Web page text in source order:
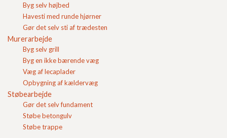
Byg selv højbed
Havesti med runde hjørner
Gør det selv sti af trædesten
Murerarbejde
Byg selv grill
Byg en ikke bærende væg
Væg af lecaplader
Opbygning af kældervæg
Støbearbejde
Gør det selv fundament
Støbe betongulv
Støbe trappe
Jette Schomburg Andersen
Jørn Pedersen
Jan Ravn
Henrik Enggaard
Jens Mølgaard
Har du forslag til andre videoer eller medarbejdere som
skal fortælle om deres arbejde hos FC Beton hører vi
gerne fra dig.